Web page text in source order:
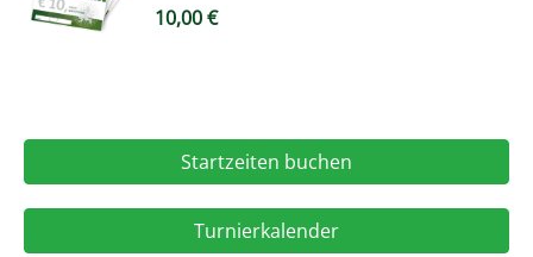
10,00€
Startzeiten buchen
Turnierkalender